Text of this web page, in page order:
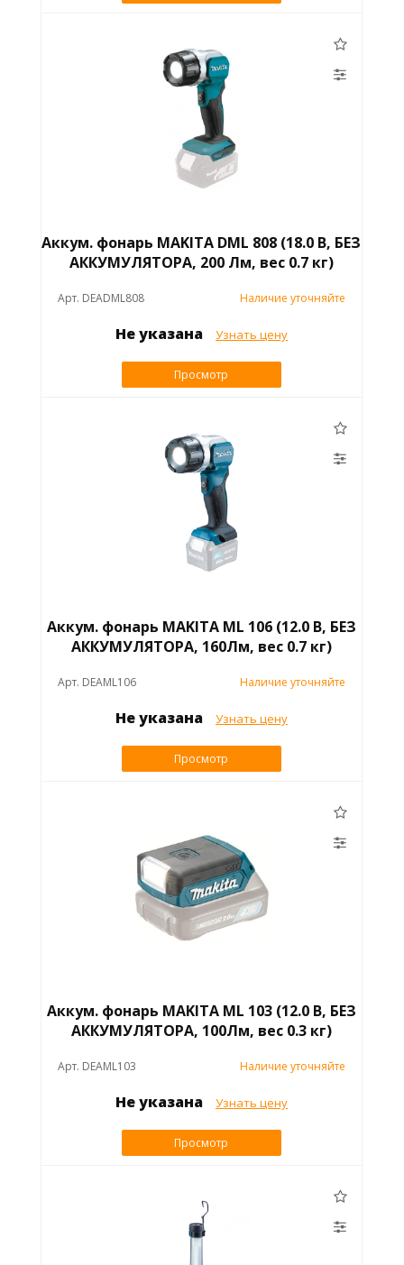
Аккум. фонарь MAKITA DML 808 (18.0 В, БЕЗ
АККУМУЛЯТОРА, 200 Лм, вес 0.7 кг)
Арт. DEADML808 Наличие уточняйте
Не указана Узнать цену
Просмотр
Аккум. фонарь MAKITA ML 106 (12.0 В, БЕЗ
АККУМУЛЯТОРА, 160Лм, вес 0.7 кг)
Арт. DEAML106 Наличие уточняйте
Не указана Узнать цену
Просмотр
Аккум. фонарь MAKITA ML 103 (12.0 В, БЕЗ
АККУМУЛЯТОРА, 100Лм, вес 0.3 кг)
Арт. DEAML103 Наличие уточняйте
Не указана Узнать цену
Просмотр